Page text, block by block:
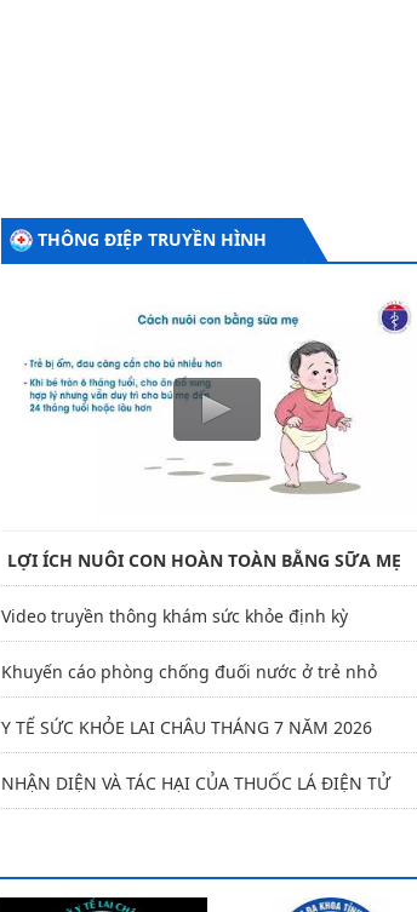
THÔNG ĐIỆP TRUYỀN HÌNH
LỢI ÍCH NUÔI CON HOÀN TOÀN BẰNG SỮA MẸ
Video truyền thông khám sức khỏe định kỳ
Khuyến cáo phòng chống đuối nước ở trẻ nhỏ
Y TẾ SỨC KHỎE LAI CHÂU THÁNG 7 NĂM 2026
NHẬN DIỆN VÀ TÁC HẠI CỦA THUỐC LÁ ĐIỆN TỬ